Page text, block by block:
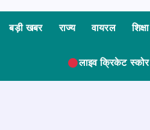
बड़ी खबर राज्य वायरल शिक्षा
लाइव क्रिकेट स्कोर